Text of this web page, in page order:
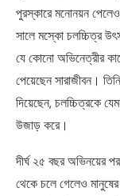
পুরস্কারে মনোনয়ন
সালে মস্কো চলচ্চিত্র
যে কোনো অভিনেত্রীর
পেয়েছেন সারাজীবন।
দিয়েছেন, চলচ্চিত্রকে
উজাড় করে।
দীর্ঘ ২৫ বছর অভিনয়ের
থেকে চলে গেলেও